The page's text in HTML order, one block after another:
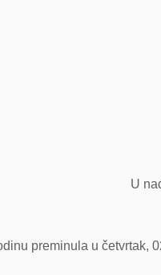
U
preminula u četvrtak,